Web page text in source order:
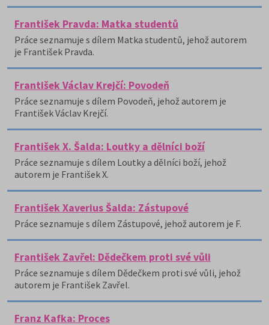
František Pravda: Matka studentů
Práce seznamuje s dílem Matka studentů, jehož autorem
je František Pravda.
František Václav Krejčí: Povodeň
Práce seznamuje s dílem Povodeň, jehož autorem je
František Václav Krejčí.
František X. Šalda: Loutky a dělníci boží
Práce seznamuje s dílem Loutky a dělníci boží, jehož
autorem je František X.
František Xaverius Šalda: Zástupové
Práce seznamuje s dílem Zástupové, jehož autorem je F.
František Zavřel: Dědečkem proti své vůli
Práce seznamuje s dílem Dědečkem proti své vůli, jehož
autorem je František Zavřel.
Franz Kafka: Proces